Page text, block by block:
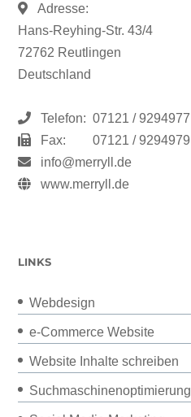
Adresse:
Hans-Reyhing-Str. 43/4
72762 Reutlingen
Deutschland
Telefon: 07121 / 9294977
Fax:
07121 / 9294979
info@merryll.de
www.merryll.de
LINKS
Webdesign
e-Commerce Website
Website Inhalte schreiben
Suchmaschinenoptimierung